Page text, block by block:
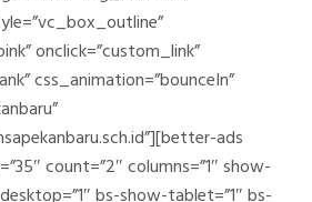
onclick=”custom_link”
css_animation=”bounceIn”
ads
count=”2″ columns=”1″ show-